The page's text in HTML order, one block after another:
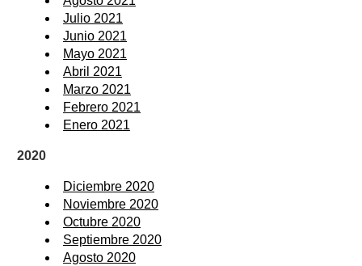
Julio 2021
Junio 2021
Mayo 2021
Abril 2021
Marzo 2021
Febrero 2021
Enero 2021
2020
Diciembre 2020
Noviembre 2020
Octubre 2020
Septiembre 2020
Agosto 2020